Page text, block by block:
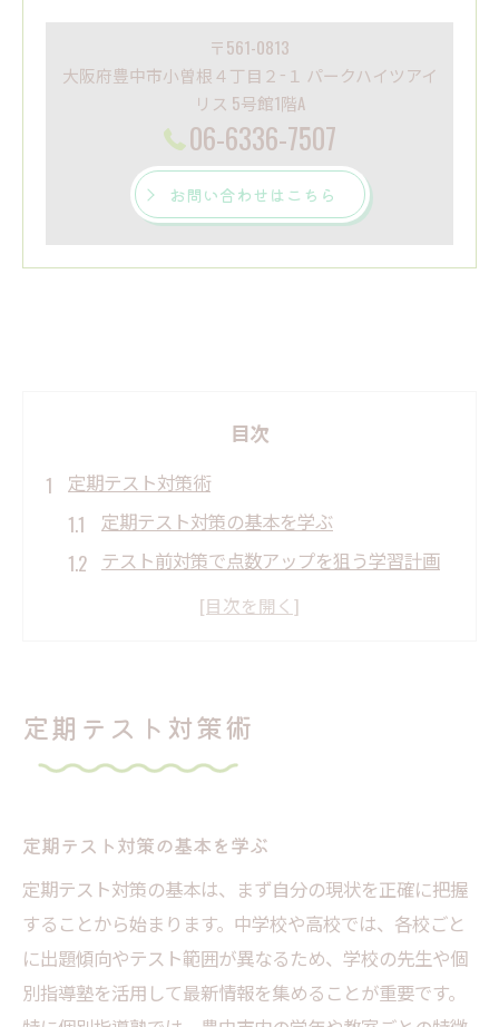
〒561-0813
大阪府豊中市小曽根４丁目２−１ パークハイツアイ
リス 5号館1階A
06-6336-7507
お問い合わせはこちら
目次
定期テスト対策術
定期テスト対策の基本を学ぶ
テスト前対策で点数アップを狙う学習計画
勉強法の見直しで成果を上げる工夫
定期テスト対策で効果を出す勉強法の選び
方
テスト前対策の計画立てで集中力を高める
方法
勉強法を見直して効率良く定期テスト対策
中学生が実践する効率的な勉強法
スムーズに進めるためのテスト前勉強法の
定期テスト対策術
定期テスト対策の基本を学ぶ
定期テスト対策の基本は、まず自分の現状を正確に把握
することから始まります。中学校や高校では、各校ごと
に出題傾向やテスト範囲が異なるため、学校の先生や個
別指導塾を活用して最新情報を集めることが重要です。